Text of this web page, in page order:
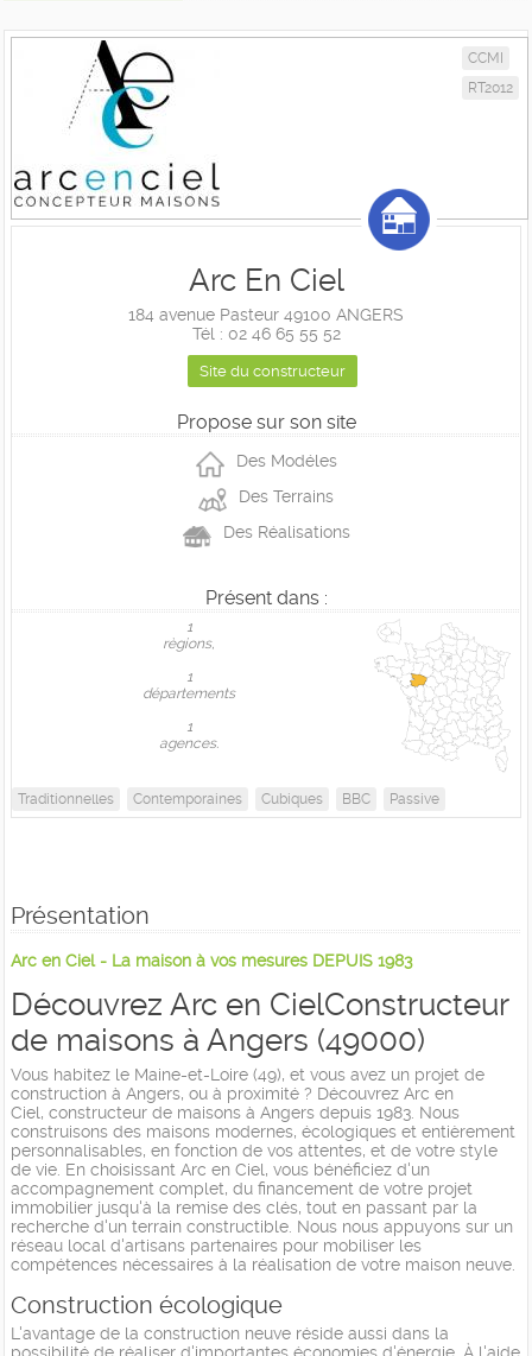
CCMI
RT2012
Arc En Ciel
184 avenue Pasteur 49100 ANGERS
Tél : 02 46 65 55 52
Site du constructeur
Propose sur son site
Des Modéles
Des Terrains
Des Réalisations
Présent dans :
1
règions,
1
départements
1
agences.
Traditionnelles Contemporaines Cubiques BBC Passive
Présentation
Arc en Ciel - La maison à vos mesures DEPUIS 1983
Découvrez Arc en CielConstructeur
de maisons à Angers (49000)
Vous habitez le Maine-et-Loire (49), et vous avez un projet de
construction à Angers, ou à proximité ? Découvrez Arc en
Ciel, constructeur de maisons à Angers depuis 1983. Nous
construisons des maisons modernes, écologiques et entièrement
personnalisables, en fonction de vos attentes, et de votre style
de vie. En choisissant Arc en Ciel, vous bénéficiez d'un
accompagnement complet, du financement de votre projet
immobilier jusqu'à la remise des clés, tout en passant par la
recherche d'un terrain constructible. Nous nous appuyons sur un
réseau local d'artisans partenaires pour mobiliser les
compétences nécessaires à la réalisation de votre maison neuve.
Construction écologique
L'avantage de la construction neuve réside aussi dans la
possibilité de réaliser d'importantes économies d'énergie. À l'aide